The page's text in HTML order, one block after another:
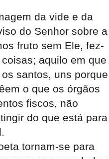
da vide e da
do Senhor sobre a
fruto sem Ele, fez-
aquilo em que
santos, uns porque
o que os órgãos
fiscos, não
do que está para
tornam-se para